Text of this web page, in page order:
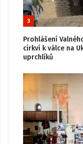
3
Prohlášení
církví k válce na
uprchlíků